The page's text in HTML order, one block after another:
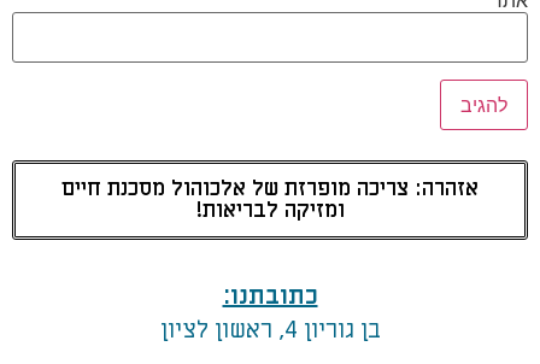
אזהרה: צריכה מופרזת של אלכוהול מסכנת חיים
ומזיקה לבריאות!
כתובתנו:
בן גוריון 4, ראשון לציון